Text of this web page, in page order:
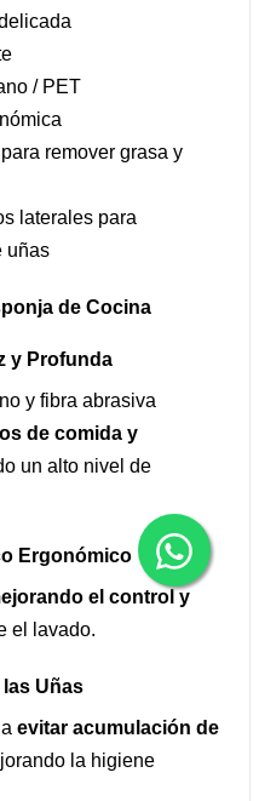
/ PET
remover grasa y
laterales para
uñas
de Cocina
y Profunda
y fibra abrasiva
de comida y
un alto nivel de
Ergonómico
el control y
el lavado.
Uñas
evitar acumulación de
la higiene